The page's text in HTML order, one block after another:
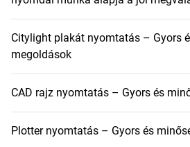
Citylight plakát nyomtatás – Gyors
megoldások
CAD rajz nyomtatás – Gyors és
Plotter nyomtatás – Gyors és